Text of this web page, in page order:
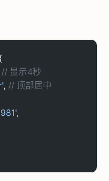
// 显示4秒
, // 顶部居中
,